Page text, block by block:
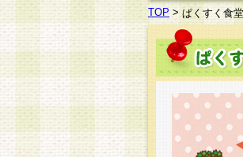
TOP >ぱくすく食